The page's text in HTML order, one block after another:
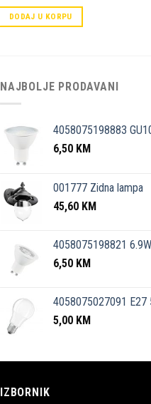
DODAJ U KORPU
NAJBOLJE PRODAVANI
4058075198883
6,50 KM
001777 Zidna lampa
45,60 KM
4058075198821
6,50 KM
4058075027091 E27
5,00 KM
IZBORNIK